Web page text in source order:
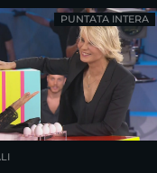
PUNTATA INTERA